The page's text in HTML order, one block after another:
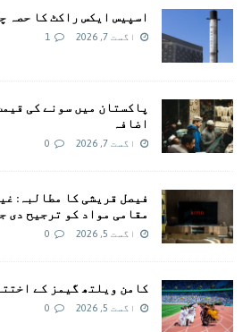
اسپیس ایکس راکٹ کا حصہ
اگست 7, 2026 1
اضافہ
اگست 7, 2026 0
فیصل قریشی کا مطالبہ:
مقامی مواد کو ترجیح دی
اگست 5, 2026 0
کامن ویلتھ گیمز کے
اگست 5, 2026 0